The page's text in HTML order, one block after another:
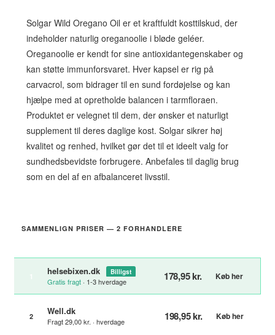
Solgar Wild Oregano Oil er et kraftfuldt kosttilskud, der
indeholder naturlig oreganoolie i bløde geléer.
Oreganoolie er kendt for sine antioxidantegenskaber og
kan støtte immunforsvaret. Hver kapsel er rig på
carvacrol, som bidrager til en sund fordøjelse og kan
hjælpe med at opretholde balancen i tarmfloraen.
Produktet er velegnet til dem, der ønsker et naturligt
supplement til deres daglige kost. Solgar sikrer høj
kvalitet og renhed, hvilket gør det til et ideelt valg for
sundhedsbevidste forbrugere. Anbefales til daglig brug
som en del af en afbalanceret livsstil.
SAMMENLIGN PRISER — 2 FORHANDLERE
helsebixen.dk Billigst
Gratis fragt · 1-3 hverdage 178,95 kr. Køb her
2 Well.dk
Fragt 29,00 kr. · hverdage 198,95 kr. Køb her